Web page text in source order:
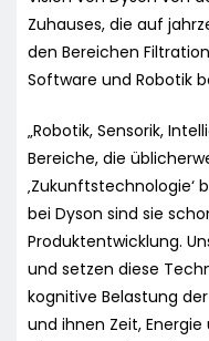
Zuhauses, die auf
den Bereichen
Software und Robotik
„Robotik, Sensorik,
Bereiche, die
bei Dyson sind sie
Produktentwicklung.
und setzen diese
kognitive Belastung
und ihnen Zeit,